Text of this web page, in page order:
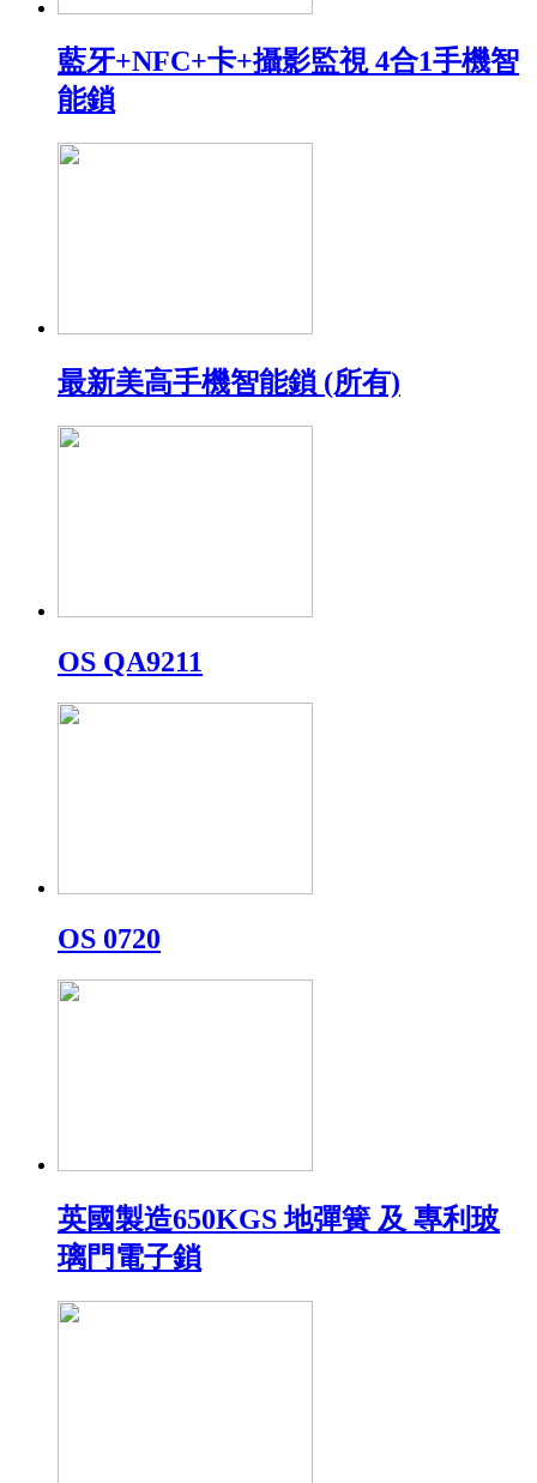
藍牙+NFC+卡+攝影監視 4合1手機智
能鎖
最新美高手機智能鎖 (所有)
OS QA9211
OS 0720
英國製造650KGS 地彈簧 及 專利玻
璃門電子鎖